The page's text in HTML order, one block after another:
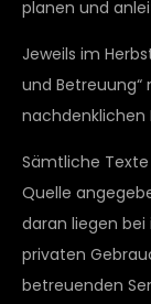
planen und
Jeweils im
und
nachdenklichen
Sämtliche
Quelle
daran liegen
privaten
betreuenden